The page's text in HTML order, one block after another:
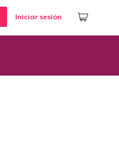
Iniciar sesión